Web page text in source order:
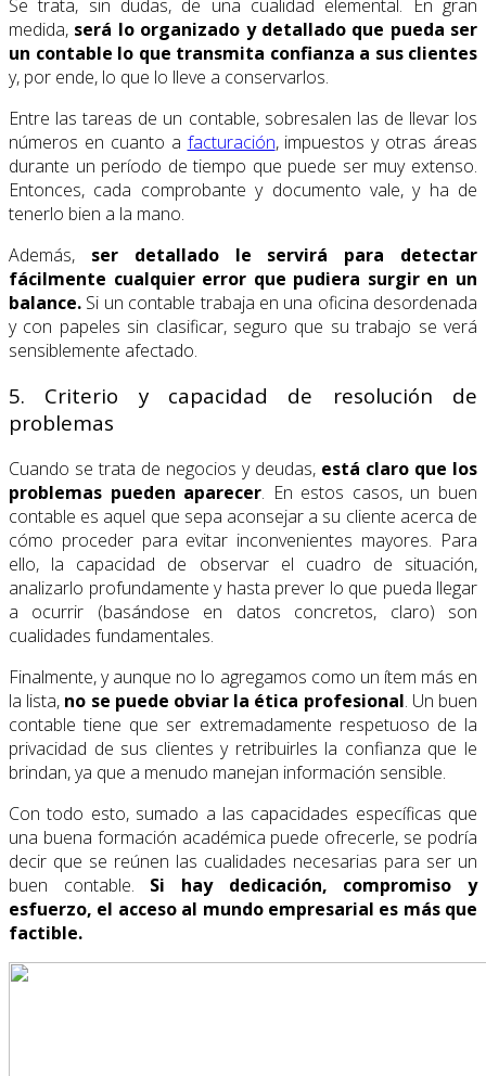
Se trata, sin dudas, de una cualidad elemental. En gran
medida, será lo organizado y detallado que pueda ser
un contable lo que transmita confianza a sus clientes
y, por ende, lo que lo lleve a conservarlos.
Entre las tareas de un contable, sobresalen las de llevar los
números en cuanto a facturación, impuestos y otras áreas
durante un período de tiempo que puede ser muy extenso.
Entonces, cada comprobante y documento vale, y ha de
tenerlo bien a la mano.
Además, ser detallado le servirá para detectar
fácilmente cualquier error que pudiera surgir en un
balance. Si un contable trabaja en una oficina desordenada
y con papeles sin clasificar, seguro que su trabajo se verá
sensiblemente afectado.
5. Criterio y capacidad de resolución de
problemas
Cuando se trata de negocios y deudas, está claro que los
problemas pueden aparecer. En estos casos, un buen
contable es aquel que sepa aconsejar a su cliente acerca de
cómo proceder para evitar inconvenientes mayores. Para
ello, la capacidad de observar el cuadro de situación,
analizarlo profundamente y hasta prever lo que pueda llegar
a ocurrir (basándose en datos concretos, claro) son
cualidades fundamentales.
Finalmente, y aunque no lo agregamos como un ítem más en
la lista, no se puede obviar la ética profesional. Un buen
contable tiene que ser extremadamente respetuoso de la
privacidad de sus clientes y retribuirles la confianza que le
brindan, ya que a menudo manejan información sensible.
Con todo esto, sumado a las capacidades específicas que
una buena formación académica puede ofrecerle, se podría
decir que se reúnen las cualidades necesarias para ser un
buen contable. Si hay dedicación, compromiso y
esfuerzo, el acceso al mundo empresarial es más que
factible.